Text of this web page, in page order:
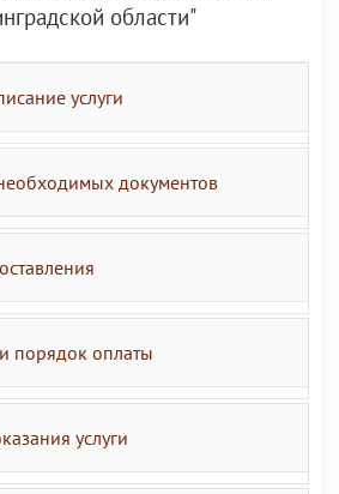
области"
услуги
документов
порядок оплаты
услуги